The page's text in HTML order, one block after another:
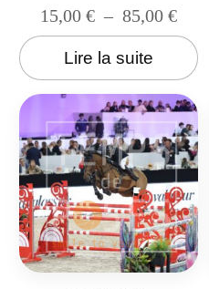
15,00 € – 85,00 €
Lire la suite